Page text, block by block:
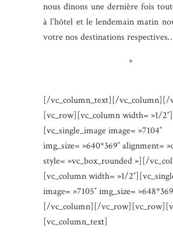
nous dînons une dernière fois
à l’hôtel et le lendemain matin
votre nos destinations
*
[/vc_column_text][/vc_column][/
[vc_row][vc_column width= »1/2″]
[vc_single_image image= »7104″
img_size= »640*369″ alignment=
style= »vc_box_rounded »][/
[vc_column width= »1/
image= »7105″ img_size=
[/vc_column][/
[vc_column_text]